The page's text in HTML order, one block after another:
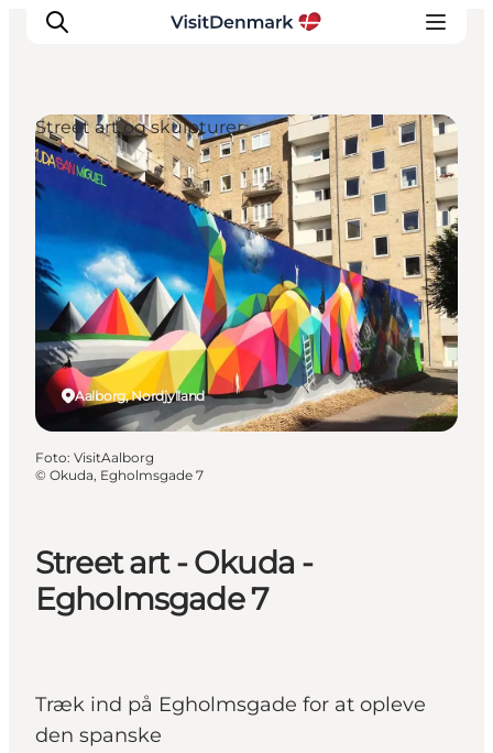
Inspiration
Destinationer
Oplevelser
Overnatning
Planlæg ferien
Street art - Okuda -
Egholmsgade 7
Træk ind på Egholmsgade for at opleve
den spanske
Aalborg, Nordjylland
Street art og skulpturer
Foto: VisitAalborg
© Okuda, Egholmsgade 7